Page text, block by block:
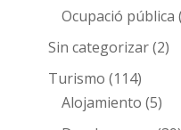
Ocupació pública
Sin categorizar(2)
Turismo (114)
Alojamiento (5)